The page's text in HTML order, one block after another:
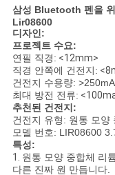
소
식
케
이
스
삼성 Bluetooth 펜을
Lir08600
디자인:
프로젝트 수요:
연필 직경: <12mm>
직경 안쪽에 건전지:
건전지 수용량:
최대 방전 전류:
추천된 건전지:
건전지 유형: 원통 모양
모델 번호: LIR08600
특성:
1. 원통 모양 중합체 리
다른 진짜 원 만듭니다.